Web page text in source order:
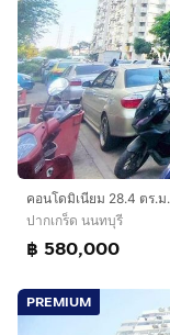
ปากเกร็ด นนทบุรี
฿ 580,000
PREMIUM